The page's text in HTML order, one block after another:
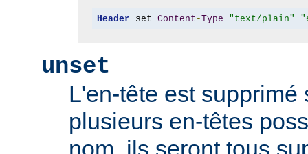
Header set Content -Type "text/plain"
unset
L'en-tête est supprimé
plusieurs en-têtes
nom, ils seront tous